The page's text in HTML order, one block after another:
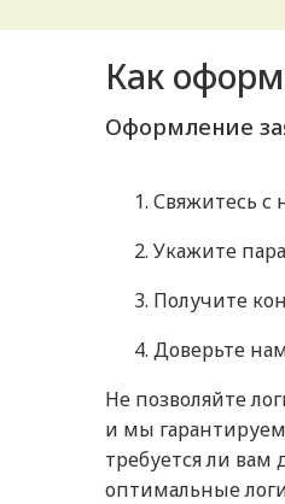
Как
Оформление
Свяжитесь с
Укажите
Получите
Доверьте
Не позволяйте
и мы
требуется ли вам
оптимальные